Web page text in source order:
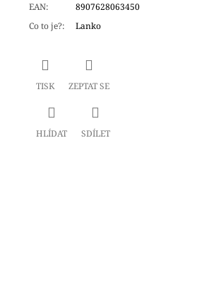
EAN:
8907628063450
Co to je?: Lanko
TISK ZEPTAT SE
HLÍDAT SDÍLET